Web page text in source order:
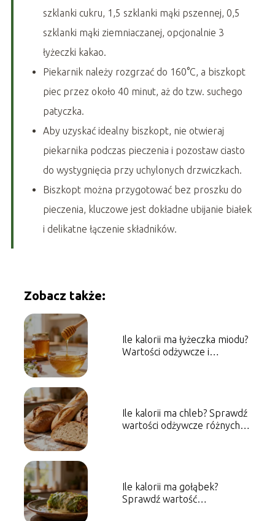
szklanki cukru, 1,5 szklanki mąki pszennej, 0,5
szklanki mąki ziemniaczanej, opcjonalnie 3
łyżeczki kakao.
Piekarnik należy rozgrzać do 160°C, a biszkopt
piec przez około 40 minut, aż do tzw. suchego
patyczka.
Aby uzyskać idealny biszkopt, nie otwieraj
piekarnika podczas pieczenia i pozostaw ciasto
do wystygnięcia przy uchylonych drzwiczkach.
Biszkopt można przygotować bez proszku do
pieczenia, kluczowe jest dokładne ubijanie białek
i delikatne łączenie składników.
Zobacz także:
Ile kalorii ma łyżeczka miodu?
Wartości odżywcze i
Ile kalorii ma chleb? Sprawdź
wartości odżywcze różnych
Ile kalorii ma gołąbek?
Sprawdź wartość